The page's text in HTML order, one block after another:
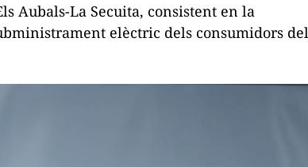
Aubals-La Secuita, consistent en la
elèctric dels consumidors del